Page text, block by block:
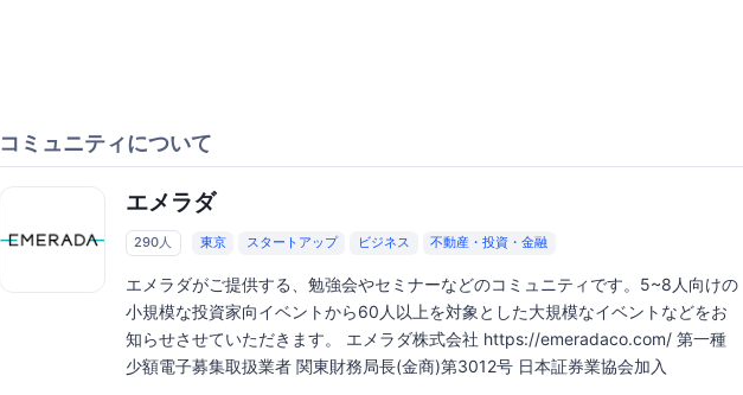
コミュニティについて
エメラダ
290人 東京 スタートアップ ビジネス 不動産・投資・金融
エメラダがご提供する、勉強会やセミナーなどのコミュニティです。5~8人向けの
小規模な投資家向イベントから60人以上を対象とした大規模なイベントなどをお
知らせさせていただきます。 エメラダ株式会社 https://emeradaco.com/ 第一種
少額電子募集取扱業者 関東財務局長(金商)第3012号 日本証券業協会加入